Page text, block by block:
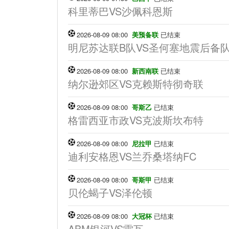
科里蒂巴VS沙佩科恩斯
2026-08-09 08:00 美预备联 已结束
明尼苏达联B队VS圣何塞地震后备
2026-08-09 08:00 新西南联 已结束
纳尔逊郊区VS克赖斯特彻奇联
2026-08-09 08:00 哥斯乙 已结束
格雷西亚市政VS克波斯坎布特
2026-08-09 08:00 尼拉甲 已结束
迪利安格恩VS兰乔桑塔纳FC
2026-08-09 08:00 哥斯甲 已结束
贝伦蝎子VS泽伦顿
2026-08-09 08:00 大冠杯已结束